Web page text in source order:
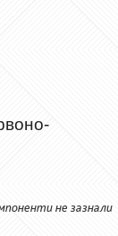
не зазнали